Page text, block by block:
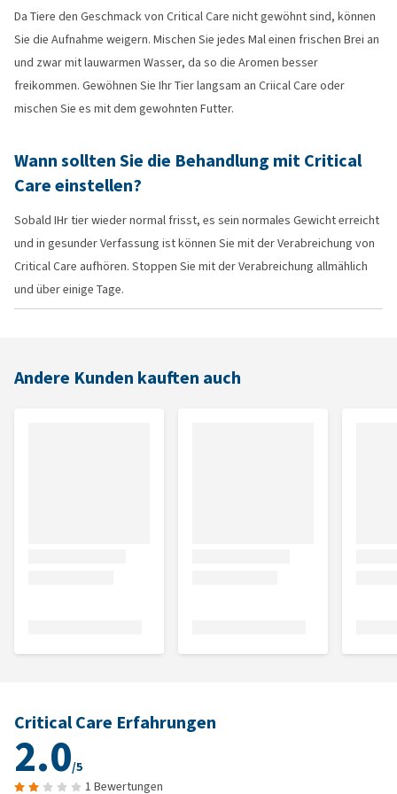
Da Tiere den Geschmack von Critical Care nicht gewöhnt sind, können
Sie die Aufnahme weigern. Mischen Sie jedes Mal einen frischen Brei an
und zwar mit lauwarmen Wasser, da so die Aromen besser
freikommen. Gewöhnen Sie Ihr Tier langsam an Criical Care oder
mischen Sie es mit dem gewohnten Futter.
Wann sollten Sie die Behandlung mit Critical
Care einstellen?
Sobald IHr tier wieder normal frisst, es sein normales Gewicht erreicht
und in gesunder Verfassung ist können Sie mit der Verabreichung von
Critical Care aufhören. Stoppen Sie mit der Verabreichung allmählich
und über einige Tage.
Andere Kunden kauften auch
Critical Care Erfahrungen
2.0/5
1 Bewertungen